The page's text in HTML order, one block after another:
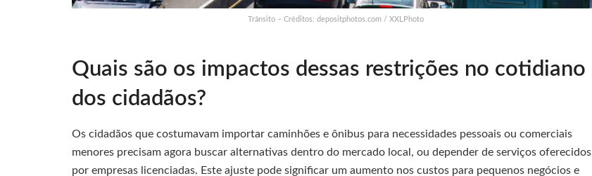
Trânsito – Créditos: depositphotos.com / XXLPhoto
Quais são os impactos dessas restrições no cotidiano
dos cidadãos?
Os cidadãos que costumavam importar caminhões e ônibus para necessidades pessoais ou comerciais
menores precisam agora buscar alternativas dentro do mercado local, ou depender de serviços oferecidos
por empresas licenciadas. Este ajuste pode significar um aumento nos custos para pequenos negócios e